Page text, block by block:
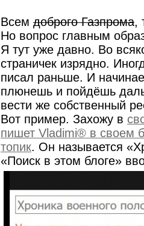
Всем доброго Газпрома,
Но вопрос главным
Я тут уже давно. Во
страничек изрядно.
писал раньше. И
плюнешь и пойдёшь
вести же собственный
Вот пример. Захожу в
пишет Vlаdimi® в своем
топик. Он называется
«Поиск в этом блоге»